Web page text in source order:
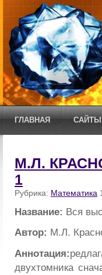
ГЛАВНАЯ САЙТЫ
М.Л.
1
Рубрика: Математика
Название: Вся
Автор: М.Л.
Аннотация:
двухтомника